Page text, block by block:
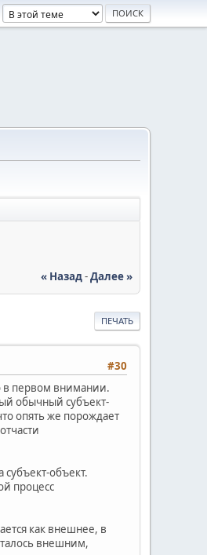
« Назад-Далее »
ПЕЧАТЬ
#30
в первом внимании.
обычный субъект-
опять же порождает
объект.
процесс
как внешнее, в
внешним,